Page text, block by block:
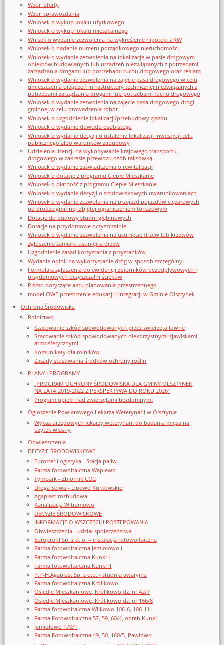
Wzor_oferty
Wzor_sprawozdania
Wniosek o wykup lokalu użytkowego
Wniosek o wykup lokalu mieszkalnego
Wnisek o wydanie zezwolenia na wykreślenie hipoteki z KW
Wniosek o nadanie numeru porządkowego nieruchomości
Wniosek o wydanie zezwolenia na lokalizację w pasie drogowym
obiektów budowlanych lub urządzeń niezwiązanych z potrzebami
zarządzania drogami lub potrzebami ruchu drogowego oraz reklam
Wniosek o wydanie zezwolenia na zajęcie pasa drogowego w celu
umieszczenia urządzeń infrastruktury technicznej niezwiązanych z
potrzebami zarządzania drogami lub potrzebami ruchu drogowego
Wniosek o wydanie zezwolenia na zajęcie pasa drogowego drogi
gminnej w celu prowadzenia robót
Wniosek o uzgodnienie lokalizacji/przebudowy zjazdu
Wniosek o wydanie dowodu osobistego
Wniosek o wydanie decyzji o ustalenie lokalizacji inwestycji celu
publicznego albo warunków zabudowy
Udzielenia licencji na wykonywanie krajowego transportu
drogowego w zakresie przewozu osób taksówką
Wniosek o wydanie zaświadczenia o rewitalizacji
Wniosek o dotację z programu Ciepłe Mieszkanie
Wniosek o płatność z programu Ciepłe Mieszkanie
Wniosek o wydanie decyzji o środowiskowych uwarunkowaniach
Wniosek o wydanie zezwolenia na przejazd pojazdów ciężarowych
po drodze gminnej objętej ograniczeniem tonażowym
Dotacje do budowy studni głębinowych
Dotacje na przydomowe oczyszczalnie
Wniosek o wydanie zezwolenia na usunięcie drzew lub krzewów
Zgłoszenie zamiaru usunięcia drzew
Uzgodnienie zasad korzystania z przystanków
Wydanie opinii na wykorzystanie dróg w sposób szczególny
Formularz zgłoszenia do ewidencji zbiorników bezodpływowych i
przydomowych oczyszczalni ścieków
Pismo dotyczące aktu planowania przestrzennego
modeLOWE przestrzenie edukacji i integracji w Gminie Olsztynek
Ochrona Środowiska
Rolnictwo
Szacowanie szkód spowodowanych przez zwierzęta łowne
Szacowanie szkód spowodowanych niekorzystnymi zjawiskami
atmosferycznymi
Komunikaty dla rolników
Zasady stosowania środków ochrony roślin
PLANY I PROGRAMY
„PROGRAM OCHRONY ŚRODOWISKA DLA GMINY OLSZTYNEK
NA LATA 2019-2022 Z PERSPEKTYWĄ DO ROKU 2026”
Program opieki nad zwierzętami bezdomnymi
Ogloszenie Powiatowego Lekarza Weterynarii w Olsztynie
Wykaz urzędowych lekarzy weterynarii do badania mięsa na
użytek własny
Obwieszczenia
DECYZJE ŚRODOWISKOWE
Eurotter Logistyka - Stacja paliw
Farma fotowoltaiczna Waplewo
Tymbark - Zbiornik CO2
Droga Selwa - Lipowo Kurkowskie
Agaplast rozbudowa
Kanalizacja Witramowo
DECYZJE ŚRODOWISKOWE
INFORMACJE O WSZCZĘCIU POSTĘPOWANIA
Obwieszczenia - udział społeczeństwa
Europrofil Sp. z o. o. – instalacja fotowoltaiczna
Farma fotowoltaiczna Jemiołowo I
Farma fotowoltaiczna Kunki I
Farma fotowoltaiczna Kunki II
P.P-H.Agaplast Sp. z o.o. - studnia awaryjna
Farma fotowoltaiczna Królikowo
Osiedle Mieszkaniowe, Królikowo dz. nr 42/7
Osiedle Mieszkaniowe, Królikowo dz. nr 166/8
Farma fotowoltaiczna Wilkowo 106-6, 106-11
Farma Fotowoltaiczna 57, 59, 60/4, obręb Kunki
Jemiołowo 170/1
Farma Fotowoltaiczna 49, 50, 160/5, Pawłowo